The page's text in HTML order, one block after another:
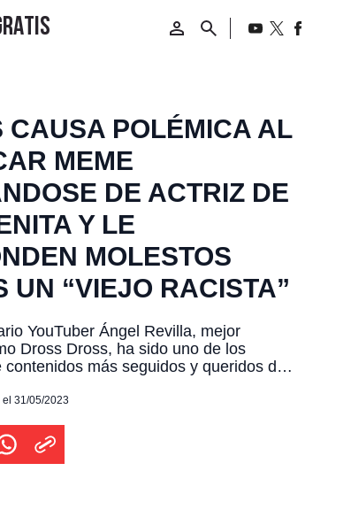
CAUSA POLÉMICA AL
MEME
DE ACTRIZ DE
Y LE
MOLESTOS
UN “VIEJO RACISTA”
YouTuber Ángel Revilla, mejor
Dross Dross, ha sido uno de los
contenidos más seguidos y queridos de
sin resolver y otros temas afines,
ha generado mayormente rechazo y
[…]
el 31/05/2023